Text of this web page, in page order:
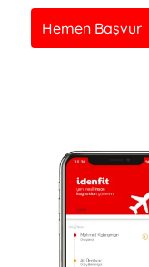
Hemen Başvur